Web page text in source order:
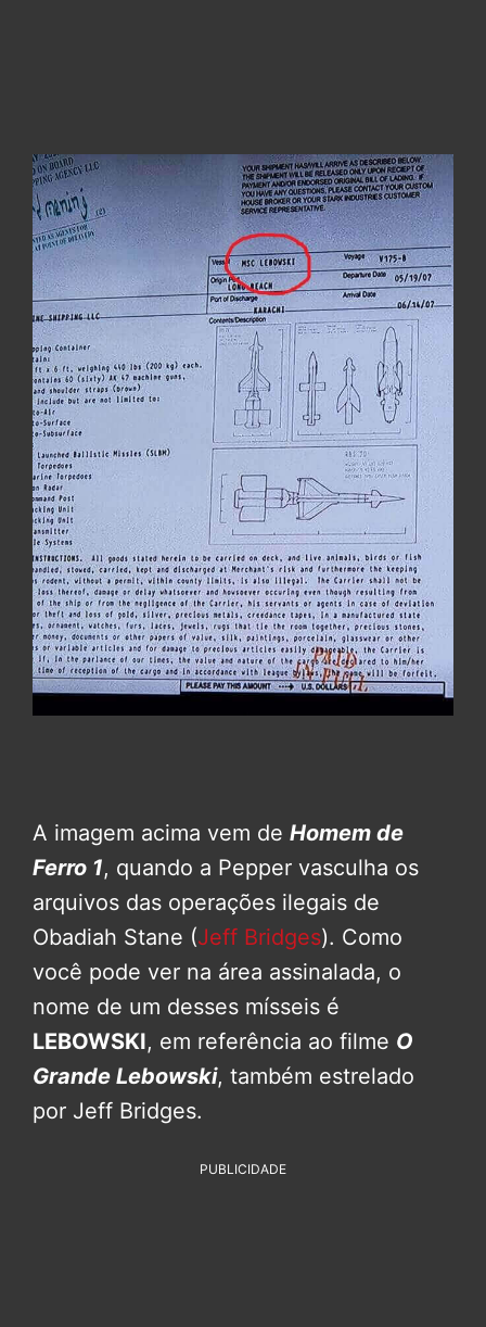
A imagem acima vem de Homem de
Ferro 1, quando a Pepper vasculha os
arquivos das operações ilegais de
Obadiah Stane (Jeff Bridges). Como
você pode ver na área assinalada, o
nome de um desses mísseis é
LEBOWSKI, em referência ao filme O
Grande Lebowski, também estrelado
por Jeff Bridges.
PUBLICIDADE